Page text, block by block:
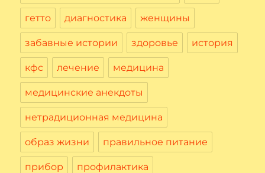
гетто диагностика женщины
забавные истории здоровье история
кфс лечение медицина
медицинские анекдоты
нетрадиционная медицина
образ жизни правильное питание
прибор профилактика